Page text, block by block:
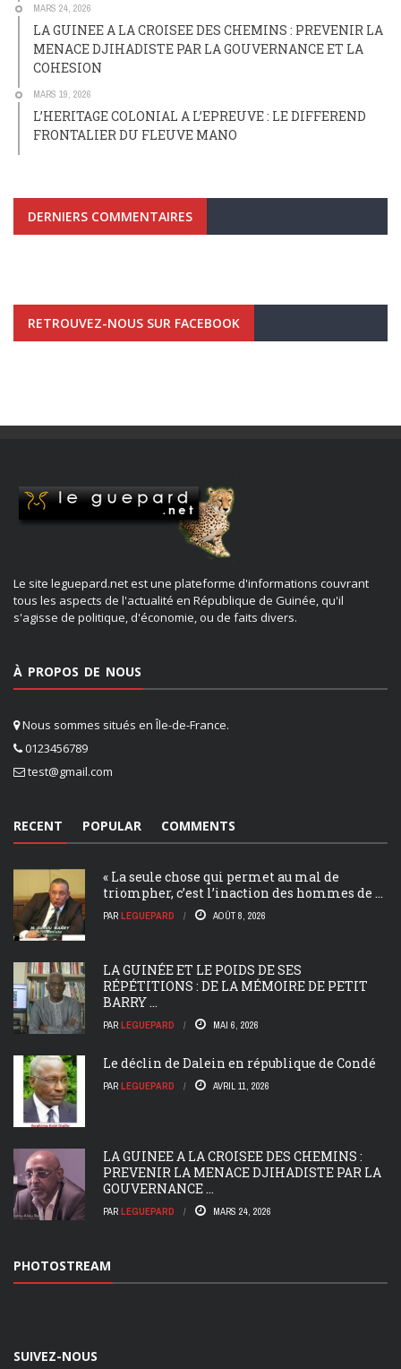
MARS 24, 2026
LA GUINEE A LA CROISEE DES CHEMINS : PREVENIR LA
MENACE DJIHADISTE PAR LA GOUVERNANCE ET LA
COHESION
MARS 19, 2026
L’HERITAGE COLONIAL A L’EPREUVE : LE DIFFEREND
FRONTALIER DU FLEUVE MANO
DERNIERS COMMENTAIRES
RETROUVEZ-NOUS SUR FACEBOOK
Le site leguepard.net est une plateforme d'informations couvrant
tous les aspects de l'actualité en République de Guinée, qu'il
s'agisse de politique, d'économie, ou de faits divers.
À PROPOS DE NOUS
Nous sommes situés en Île-de-France.
0123456789
test@gmail.com
RECENT POPULAR COMMENTS
« La seule chose qui permet au mal de
triompher, c’est l’inaction des hommes de ...
PAR LEGUEPARD AOÛT 8, 2026
LA GUINÉE ET LE POIDS DE SES
RÉPÉTITIONS : DE LA MÉMOIRE DE PETIT
BARRY ...
PAR LEGUEPARD MAI 6, 2026
Le déclin de Dalein en république de Condé
PAR LEGUEPARD AVRIL 11, 2026
LA GUINEE A LA CROISEE DES CHEMINS :
PREVENIR LA MENACE DJIHADISTE PAR LA
GOUVERNANCE ...
PAR LEGUEPARD MARS 24, 2026
PHOTOSTREAM
SUIVEZ-NOUS